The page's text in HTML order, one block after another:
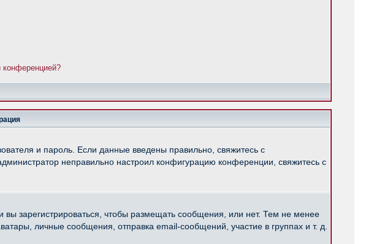
конференцией?
и пароль. Если данные введены правильно, свяжитесь с
неправильно настроил конфигурацию конференции, свяжитесь с
зарегистрироваться, чтобы размещать сообщения, или нет. Тем не менее
личные сообщения, отправка email-сообщений, участие в группах и т. д.